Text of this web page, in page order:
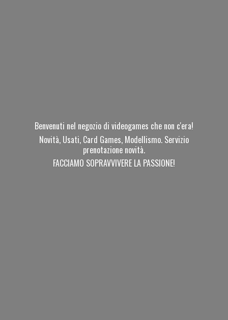
Benvenuti nel negozio di videogames che non c'era!
Novità, Usati, Card Games, Modellismo. Servizio
prenotazione novità.
FACCIAMO SOPRAVVIVERE LA PASSIONE!